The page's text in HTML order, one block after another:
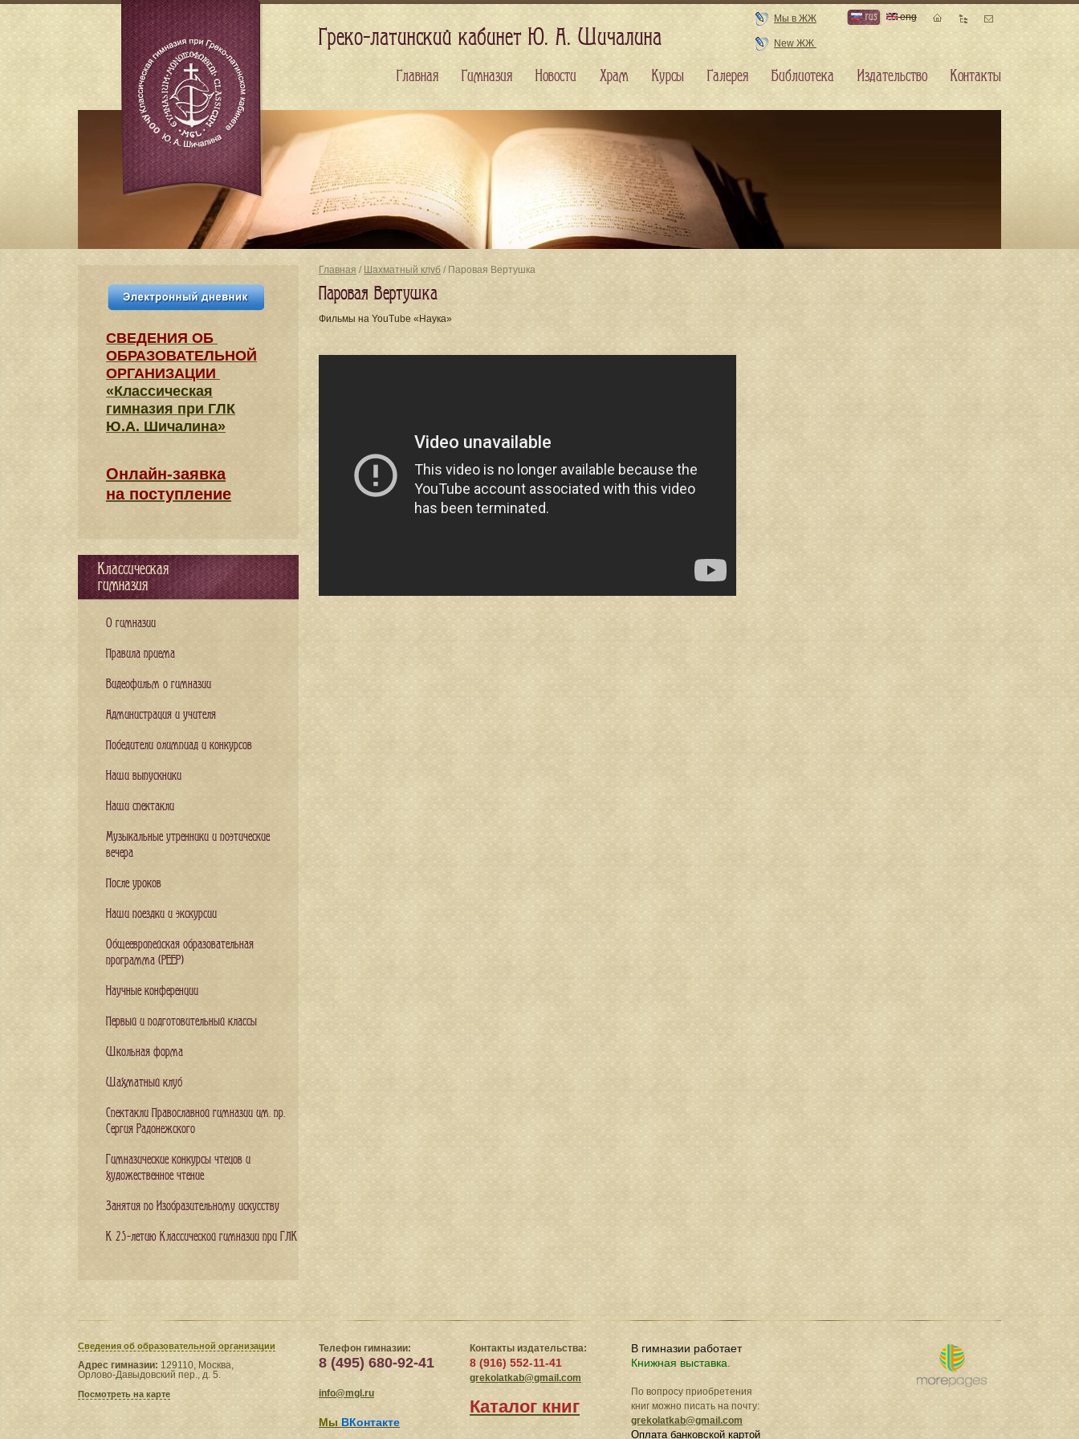
Главная / Шахматный клуб / Паровая Вертушка
Паровая Вертушка
Фильмы на YouTube «Наука»
СВЕДЕНИЯ​ ОБ
ОБРАЗОВАТЕЛЬНОЙ
ОРГАНИЗАЦИИ
«Классическая
гимназия при ГЛК
Ю.А. Шичалина»
Онлайн-заявка
на поступление
Классическая
гимназия
О гимназии
Правила приема
Видеофильм о гимназии
Администрация и учителя
Победители олимпиад и конкурсов
Наши выпускники
Наши спектакли
Музыкальные утренники и поэтические
вечера
После уроков
Наши поездки и экскурсии
Общеевропейская образовательная
программа (PEEP)
Научные конференции
Первый и подготовительный классы
Школьная форма
Шахматный клуб
Спектакли Православной гимназии им. пр.
Сергия Радонежского
Гимназические конкурсы чтецов и
художественное чтение
Занятия по Изобразительному искусству
К 25-летию Классической гимназии при ГЛК
Сведения​ об образовательной организации
Адрес гимназии: 129110, Москва,
Орлово-Давыдовский пер., д. 5.
Посмотреть на карте
Телефон гимназии:
8 (495) 680-92-41
info@mgl.ru
Мы ВКонтакте
Контакты издательства:
8 (916) 552-11-41
grekolatkab@gmail.com
Каталог книг
В гимназии работает
Книжная выставка.
По вопросу приобретения
книг можно писать на почту:
grekolatkab@gmail.com
Оплата банковской картой
Греко-латинский кабинет Ю. А. Шичалина
Мы в ЖЖ
New ЖЖ
rus eng
Главная Гимназия Новости Храм Курсы Галерея Библиотека Издательство Контакты